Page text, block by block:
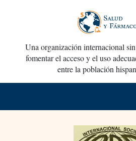
Una organización internacional
fomentar el acceso y el uso
entre la población